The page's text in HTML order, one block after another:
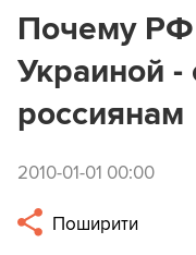
Почему РФ
Украиной
россиянам
2010-01-01 00:00
Поширити